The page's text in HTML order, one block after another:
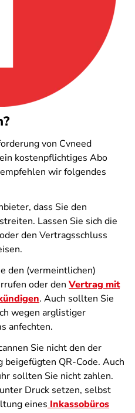
von Cvneed
kostenpflichtiges Abo
wir folgendes
dass Sie den
Lassen Sie sich die
den Vertragsschluss
den (vermeintlichen)
oder den Vertrag mit
. Auch sollten Sie
wegen arglistiger
anfechten.
Sie nicht den der
beigefügten QR-Code. Auch
sollten Sie nicht zahlen.
Druck setzen, selbst
eines Inkassobüros